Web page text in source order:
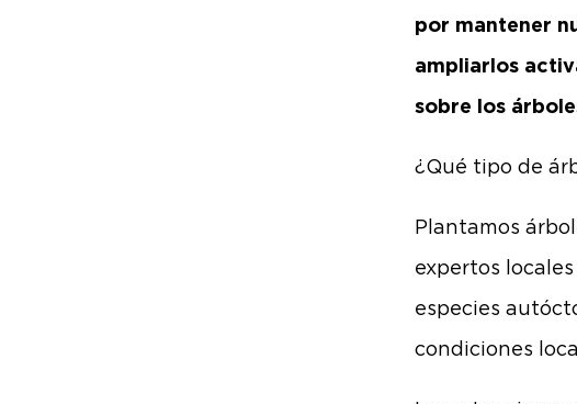
por mantener
ampliarlos
sobre los
¿Qué tipo de
Plantamos
expertos
especies
condiciones